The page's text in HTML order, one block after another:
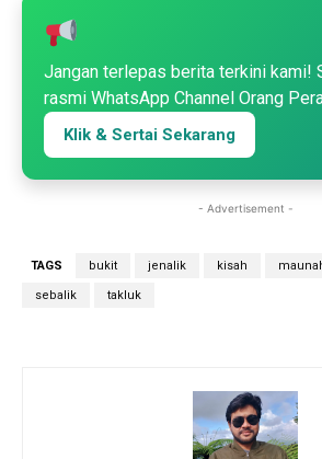
Jangan terlepas berita terkini kami!
rasmi WhatsApp Channel Orang
Klik & Sertai Sekarang
- Advertisement -
TAGS bukit jenalik kisah
sebalik takluk